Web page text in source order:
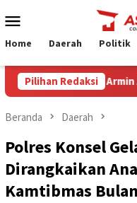
ke
Mobile
Home Daerah Politik
Pilihan Redaksi
Hukum Armin Amin
Beranda Daerah
Polres Konsel
Dirangkaikan
Kamtibmas